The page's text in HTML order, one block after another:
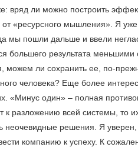
вряд ли можно построить
от «ресурсного мышления». Я
мы пошли дальше и ввели
большего результата меньшими
ли сохранить ее, по-
человека? Еще более
«Минус один» – полная
разложению всей системы, то
неочевидные решения. Я уверен,
компанию к успеху. К